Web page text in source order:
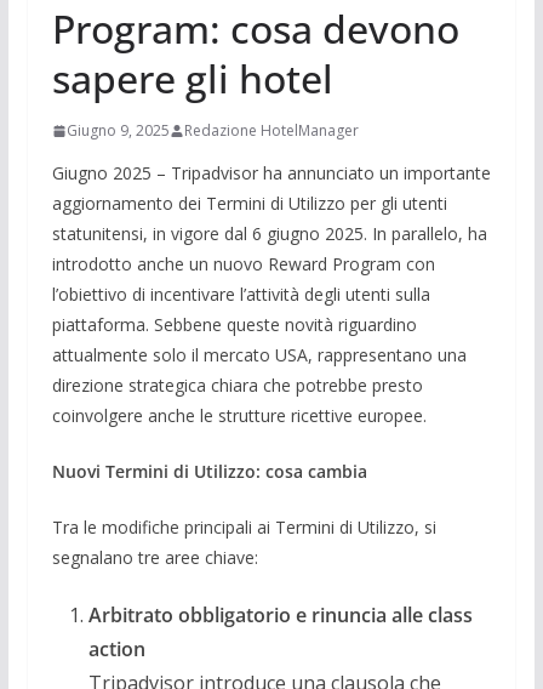
Program: cosa devono
sapere gli hotel
Giugno 9, 2025 Redazione HotelManager
Giugno 2025 – Tripadvisor ha annunciato un importante
aggiornamento dei Termini di Utilizzo per gli utenti
statunitensi, in vigore dal 6 giugno 2025. In parallelo, ha
introdotto anche un nuovo Reward Program con
l’obiettivo di incentivare l’attività degli utenti sulla
piattaforma. Sebbene queste novità riguardino
attualmente solo il mercato USA, rappresentano una
direzione strategica chiara che potrebbe presto
coinvolgere anche le strutture ricettive europee.
Nuovi Termini di Utilizzo: cosa cambia
Tra le modifiche principali ai Termini di Utilizzo, si
segnalano tre aree chiave:
Arbitrato obbligatorio e rinuncia alle class
action
Tripadvisor introduce una clausola che